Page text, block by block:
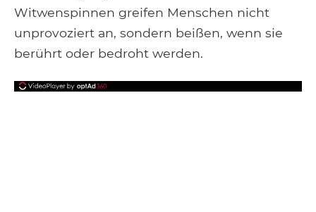
Witwenspinnen greifen Menschen nicht
unprovoziert an, sondern beißen, wenn sie
berührt oder bedroht werden.